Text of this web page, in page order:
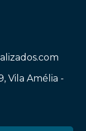
Vila Amélia -